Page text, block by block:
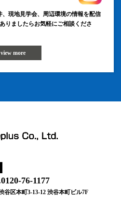
現地見学会、周辺環境の情報を配信
りましたらお気軽にご相談くださ
view more
76-1177
谷区本町3-13-12 渋谷本町ビル7F